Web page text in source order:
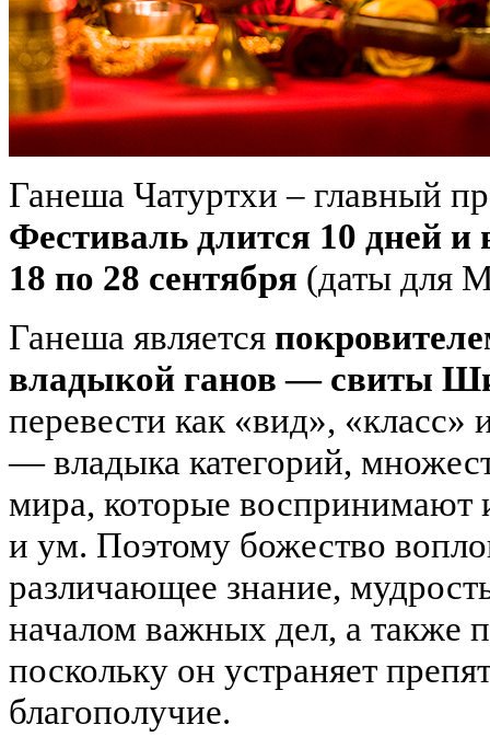
Ганеша Чатуртхи – главный
Фестиваль длится 10 дней и
18 по 28 сентября (даты для
Ганеша является
владыкой ганов — свиты
перевести как «вид»,
— владыка категорий,
мира, которые воспринимают
и ум. Поэтому божество
различающее знание,
началом важных дел, а также
поскольку он устраняет
благополучие.